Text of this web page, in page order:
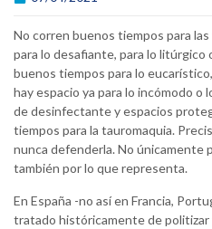
No corren buenos tiempos para
para lo desafiante, para lo litúrgico
buenos tiempos para lo
hay espacio ya para lo incómodo
de desinfectante y espacios
tiempos para la tauromaquia.
nunca defenderla. No únicamente
también por lo que representa.
En España -no así en Francia,
tratado históricamente de